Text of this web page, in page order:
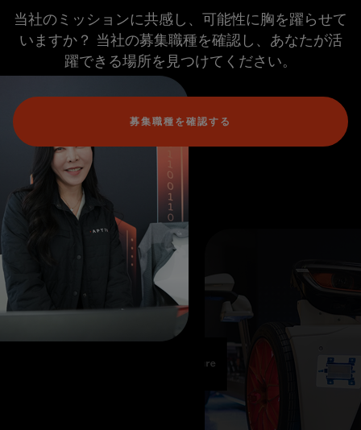
当社のミッションに共感し、可能性に胸を躍らせて
いますか？ 当社の募集職種を確認し、あなたが活
躍できる場所を見つけてください。
募集職種を確認する